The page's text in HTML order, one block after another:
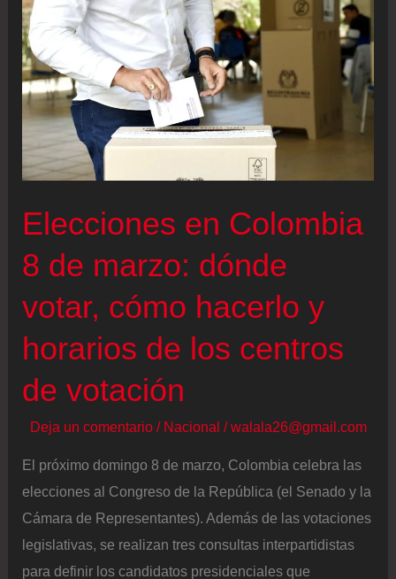
2026,
en
vivo
|
Daniel
Quintero
denuncia
supuesto
de
fraude
plena
pelea
Roy
Barreras
Elecciones en Colombia
8 de marzo: dónde
votar, cómo hacerlo y
horarios de los centros
de votación
Deja un comentario / Nacional /walala26@gmail.com
El próximo domingo 8 de marzo, Colombia celebra las
elecciones al Congreso de la República (el Senado y la
Cámara de Representantes). Además de las votaciones
legislativas, se realizan tres consultas interpartidistas
para definir los candidatos presidenciales que